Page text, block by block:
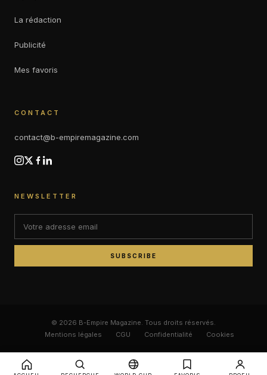
La rédaction
Publicité
Mes favoris
CONTACT
contact@b-empiremagazine.com
NEWSLETTER
SUBSCRIBE
© 2026 B-Empire Magazine. Tous droits réservés.
Mentions légales
CGU Confidentialité Cookies